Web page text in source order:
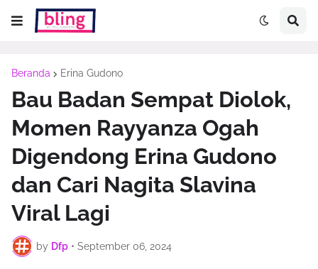
Beranda Erina Gudono
Bau Badan Sempat Diolok,
Momen Rayyanza Ogah
Digendong Erina Gudono
dan Cari Nagita Slavina
Viral Lagi
by Dfp • September 06, 2024